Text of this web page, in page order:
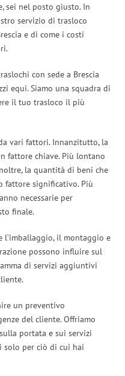
sei nel posto giusto. In
servizio di trasloco
e di come i costi
con sede a Brescia
equi. Siamo una squadra di
il tuo trasloco il più
vari fattori. Innanzitutto, la
fattore chiave. Più lontano
la quantità di beni che
fattore significativo. Più
necessarie per
finale.
l’imballaggio, il montaggio e
possono influire sul
di servizi aggiuntivi
un preventivo
del cliente. Offriamo
portata e sui servizi
solo per ciò di cui hai